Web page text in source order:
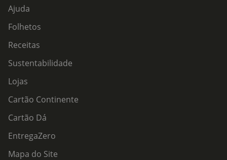
Ajuda
Folhetos
Receitas
Sustentabilidade
Lojas
Cartão Continente
Cartão Dá
EntregaZero
Mapa do Site